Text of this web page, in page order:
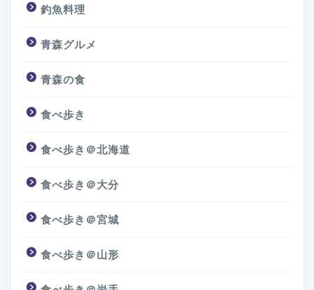
釣魚料理
青森グルメ
青森の食
食べ歩き
食べ歩き＠北海道
食べ歩き＠大分
食べ歩き＠宮城
食べ歩き＠山形